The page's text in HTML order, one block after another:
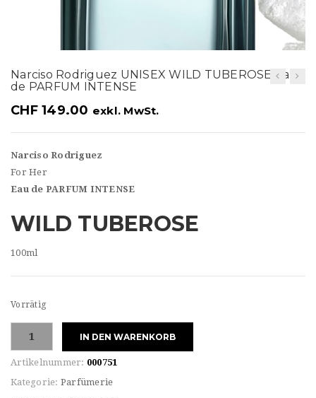
n
Narciso Rodriguez UNISEX WILD TUBEROSE Eau
de PARFUM INTENSE
CHF149.00 exkl. MwSt.
Narciso Rodriguez
For Her
Eau de PARFUM INTENSE
WILD TUBEROSE
100ml
Vorrätig
UNISEX
TUBEROSE
IN DEN WARENKORB
Artikelnummer: 000751
Kategorie: Parfümerie